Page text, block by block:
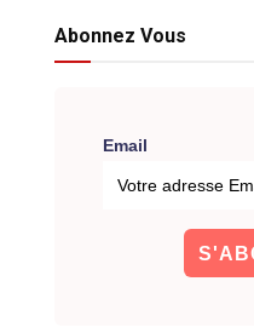
Abonnez Vous
Email